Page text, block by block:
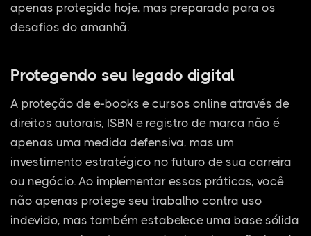
apenas protegida hoje, mas preparada para os
desafios do amanhã.
Protegendo seu legado digital
A proteção de e-books e cursos online através de
direitos autorais, ISBN e registro de marca não é
apenas uma medida defensiva, mas um
investimento estratégico no futuro de sua carreira
ou negócio. Ao implementar essas práticas, você
não apenas protege seu trabalho contra uso
indevido, mas também estabelece uma base sólida